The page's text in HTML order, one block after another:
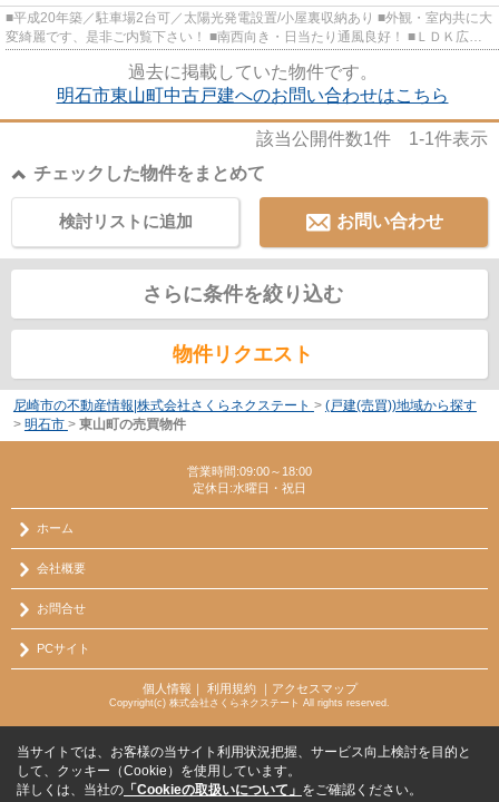
■平成20年築／駐車場2台可／太陽光発電設置/小屋裏収納あり ■外観・室内共に大
変綺麗です、是非ご内覧下さい！ ■南西向き・日当たり通風良好！ ■ＬＤＫ広々
過去に掲載していた物件です。
明石市東山町中古戸建へのお問い合わせはこちら
該当公開件数1件 1-1件表示
チェックした物件をまとめて
お問い合わせ
検討リストに追加
さらに条件を絞り込む
物件リクエスト
尼崎市の不動産情報|株式会社さくらネクステート > (戸建(売買))地域から探す
> 明石市 > 東山町の売買物件
営業時間:09:00～18:00
定休日:水曜日・祝日
ホーム
会社概要
お問合せ
PCサイト
個人情報 利用規約｜ アクセスマップ
Copyright(c) 株式会社さくらネクステート All rights reserved.
当サイトでは、お客様の当サイト利用状況把握、サービス向上検討を目的と
して、クッキー（Cookie）を使用しています。
詳しくは、当社の 「Cookieの取扱いについて」 をご確認ください。